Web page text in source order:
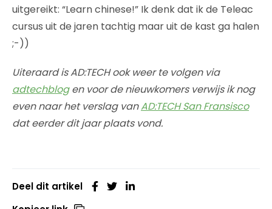
uitgereikt: “Learn chinese!” Ik denk dat ik de Teleac
cursus uit de jaren tachtig maar uit de kast ga halen
;-))
Uiteraard is AD:TECH ook weer te volgen via
adtechblogen voor de nieuwkomers verwijs ik nog
even naar het verslag vanAD:TECH San Fransisco
dat eerder dit jaar plaats vond.
Deel dit artikel